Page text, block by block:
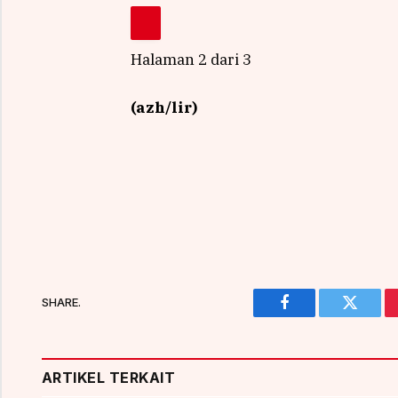
Halaman 2 dari 3
(azh/lir)
SHARE.
Facebook Twitter
ARTIKEL TERKAIT